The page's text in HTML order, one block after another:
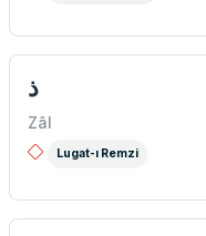
ذ
Zâl
Lugat-ı Remzi